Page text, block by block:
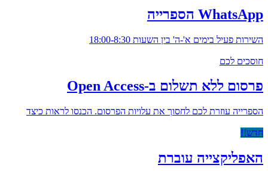
WhatsApp הספרייה
השירות פעיל בימים א'-ה' בין השעות 18:00-8:30
חוסכים לכם
פרסום ללא תשלום ב-Open Access
הספרייה עוזרת לכם לחסוך את עלויות הפרסום. הכנסו לראות כיצד
חדש!!
האפליקצייה עוברת